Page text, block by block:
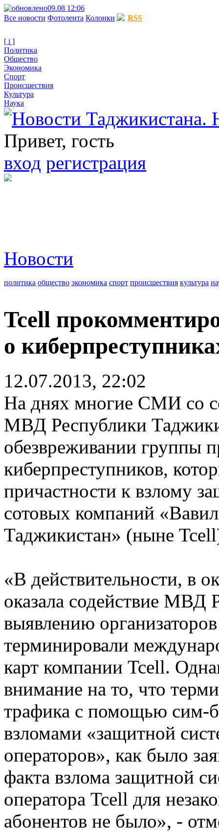
09.08 12:06
Все новости Фотолента Колонки RSS
[ i ]
Политика
Общество
Экономика
Спорт
Происшествия
Культура
Наука
Привет, гость
вход регистрация
Новости
политика общество экономика спорт происшествия культура
Tcell
о
12.07.2013, 22:02
На днях многие СМИ со
МВД Республики
обезвреживании группы
киберпреступников,
причастности к взлому
сотовых компаний
Таджикистан» (ныне
«В действительности, в
оказала содействие МВД
выявлению
терминировали
карт компании Tcell.
внимание на то, что
трафика с помощью cим-
взломами «защитной
операторов», как было
факта взлома защитной
оператора Tcell для
абонентов не было», -